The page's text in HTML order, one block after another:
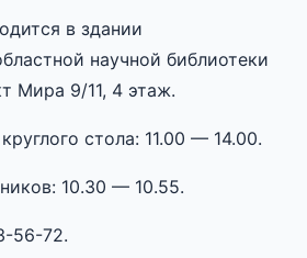
в здании
научной библиотеки
Мира 9/11, 4 этаж.
стола: 11.00 — 14.00.
10.30 — 10.55.
56-72.